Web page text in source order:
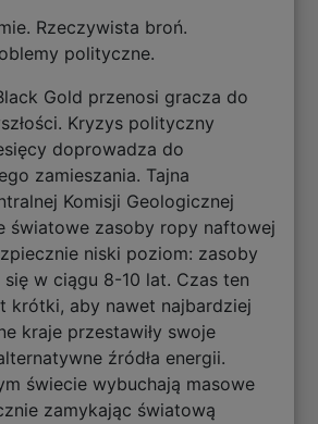
Rzeczywista broń.
polityczne.
Gold przenosi gracza do
Kryzys polityczny
doprowadza do
zamieszania. Tajna
Komisji Geologicznej
światowe zasoby ropy naftowej
niski poziom: zasoby
w ciągu 8-10 lat. Czas ten
krótki, aby nawet najbardziej
kraje przestawiły swoje
źródła energii.
świecie wybuchają masowe
zamykając światową